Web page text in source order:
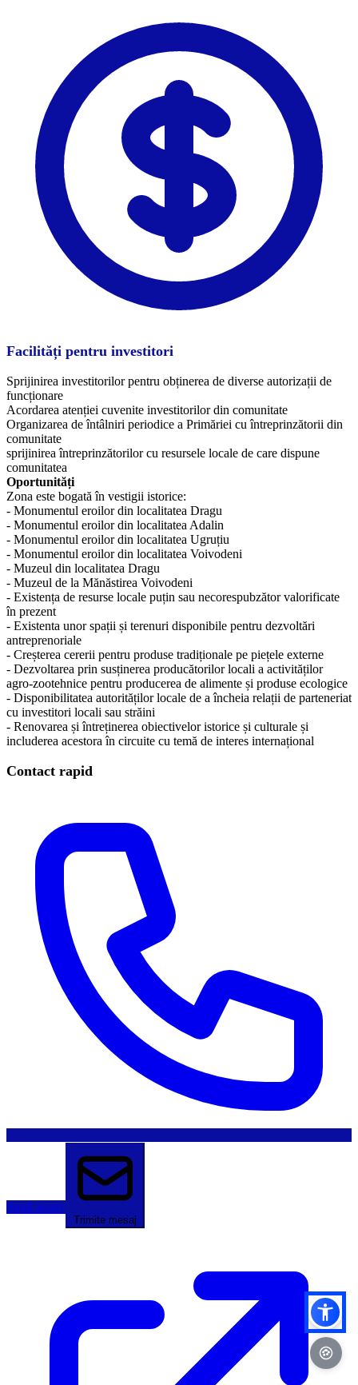
Facilități pentru investitori
Sprijinirea investitorilor pentru obținerea de diverse autorizații de
funcționare
Acordarea atenției cuvenite investitorilor din comunitate
Organizarea de întâlniri periodice a Primăriei cu întreprinzătorii din
comunitate
sprijinirea întreprinzătorilor cu resursele locale de care dispune
comunitatea
Oportunități
Zona este bogată în vestigii istorice:
- Monumentul eroilor din localitatea Dragu
- Monumentul eroilor din localitatea Adalin
- Monumentul eroilor din localitatea Ugruțiu
- Monumentul eroilor din localitatea Voivodeni
- Muzeul din localitatea Dragu
- Muzeul de la Mănăstirea Voivodeni
- Existența de resurse locale puțin sau necorespubzător valorificate
în prezent
- Existenta unor spații și terenuri disponibile pentru dezvoltări
antreprenoriale
- Creșterea cererii pentru produse tradiționale pe piețele externe
- Dezvoltarea prin susținerea producătorilor locali a activităților
agro-zootehnice pentru producerea de alimente și produse ecologice
- Disponibilitatea autorităților locale de a încheia relații de parteneriat
cu investitori locali sau străini
- Renovarea și întreținerea obiectivelor istorice și culturale și
includerea acestora în circuite cu temă de interes internațional
Contact rapid
Sună acum
Trimite mesaj